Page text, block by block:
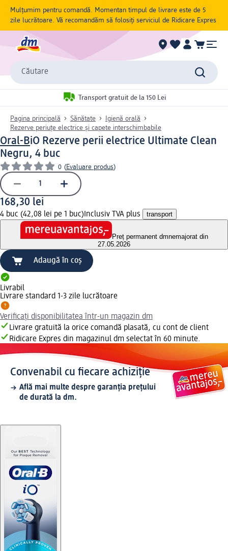
Mulțumim pentru comandă. Momentan timpul de livrare este de 5
zile lucrătoare. Vă recomandăm să folosiți serviciul de Ridicare Expres
Căutare
Transport gratuit de la 150 Lei
Pagina principală Sănătate
Igienă orală
Rezerve periuțe electrice și capete interschimbabile
Oral-BiO Rezerve perii electrice Ultimate Clean
Negru, 4 buc
0 (Evaluare produs)
168,30 lei
4 buc (42,08 lei pe 1 buc) Inclusiv TVA plus transport
Preț permanent dmnemajorat din
27.05.2026
Adaugă în coș
Livrabil
Livrare standard 1-3 zile lucrătoare
Verificați disponibilitatea într-un magazin dm
Livrare gratuită la orice comandă plasată, cu cont de client
Ridicare Expres din magazinul dm selectat în 60 minute.
Convenabil cu fiecare achiziție
Află mai multe despre garanția prețului
de durată la dm.